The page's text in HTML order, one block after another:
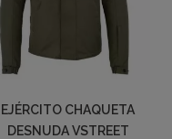
EJÉRCITO CHAQUETA
DESNUDA VSTREET